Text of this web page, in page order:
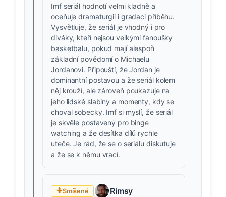
Imf seriál hodnotí velmi kladně a
oceňuje dramaturgii i gradaci příběhu.
Vysvětluje, že seriál je vhodný i pro
diváky, kteří nejsou velkými fanoušky
basketbalu, pokud mají alespoň
základní povědomí o Michaelu
Jordanovi. Připouští, že Jordan je
dominantní postavou a že seriál kolem
něj krouží, ale zároveň poukazuje na
jeho lidské slabiny a momenty, kdy se
choval sobecky. Imf si myslí, že seriál
je skvěle postavený pro binge
watching a že desítka dílů rychle
uteče. Je rád, že se o seriálu diskutuje
a že se k němu vrací.
🤷Smíšené Rimsy